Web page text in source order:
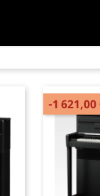
-1 621,00